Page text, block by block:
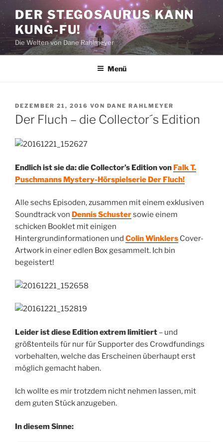
Zum
Inhalt
springen
DER STEGOSAURUS KANN
KUNG-FU!
Die Welten von Dane Rahlmeyer
Menü
VERÖFFENTLICHT
AM
DEZEMBER 21, 2016 VON DANE RAHLMEYER
Der Fluch – die Collector´s Edition
Endlich ist sie da: die Collector’s Edition von Falk T.
Puschmanns Mystery-Hörspielserie Der Fluch!
Alle sechs Episoden, zusammen mit einem exklusiven
Soundtrack von Dennis Schustersowie einem
schicken Booklet mit einigen
Hintergrundinformationen und Colin Winklers Cover-
Artwork in einer edlen Box gesammelt. Ich bin
begeistert!
Leider ist diese Edition extrem limitiert – und
größtenteils für nur für Supporter des Crowdfundings
vorbehalten, welche das Erscheinen überhaupt erst
möglich gemacht haben.
Ich wollte es mir trotzdem nicht nehmen lassen, mit
dem guten Stück anzugeben.
In diesem Sinne: